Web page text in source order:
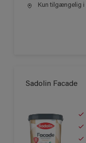
Kun tilgængelig i
Sadolin Facade